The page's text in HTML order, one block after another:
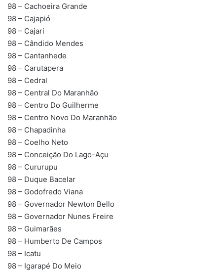
98 – Cachoeira Grande
98 – Cajapió
98 – Cajari
98 – Cândido Mendes
98 – Cantanhede
98 – Carutapera
98 – Cedral
98 – Central Do Maranhão
98 – Centro Do Guilherme
98 – Centro Novo Do Maranhão
98 – Chapadinha
98 – Coelho Neto
98 – Conceição Do Lago-Açu
98 – Cururupu
98 – Duque Bacelar
98 – Godofredo Viana
98 – Governador Newton Bello
98 – Governador Nunes Freire
98 – Guimarães
98 – Humberto De Campos
98 – Icatu
98 – Igarapé Do Meio